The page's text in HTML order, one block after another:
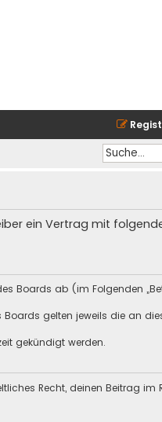
ein Vertrag mit
Boards ab (im Folgenden
gelten jeweils die an
gekündigt werden.
Recht, deinen Beitrag im